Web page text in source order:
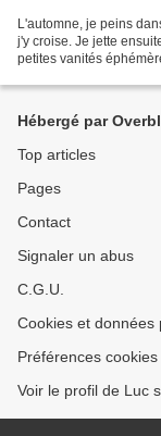
L'automne, je peins
j'y croise. Je jette
petites vanités
Hébergé par
Top articles
Pages
Contact
Signaler un abus
C.G.U.
Cookies et données
Préférences cookies
Voir le profil de Luc